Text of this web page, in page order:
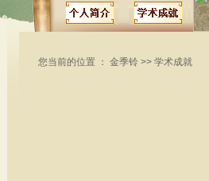
您当前的位置 ： 金季铃 >> 学术成就